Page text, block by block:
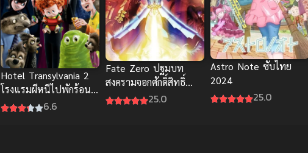
Hotel Transylvania 2
โรงแรมผีหนีไปพักร้อน
ภาค 2 พากย์ไทย อนิเมะ
6.6
Fate Zero ปฐมบท
สงครามจอกศักดิ์สิทธิ์
พากย์ไทย 25.0
Astro Note ซับไทย
2024
25.0